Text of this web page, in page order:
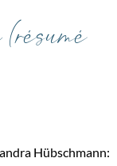
Hübschmann: